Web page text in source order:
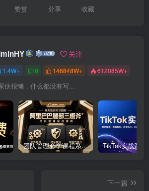
赞赏 分享 收藏
关注
1.4W+ 0 146848W+ 612085W+
伙很懒，什么都没有写...
开通会员全站资源免费下载 开通VIP会员 HY资源库 团队管理必学课程系列，阿里巴巴“腿部三板斧”
下一篇